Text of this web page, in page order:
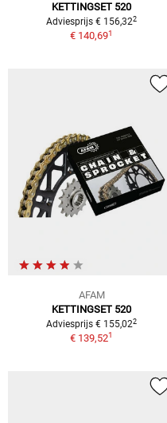
KETTINGSET 520
Adviesprijs € 156,322
€ 140,691
AFAM
KETTINGSET 520
Adviesprijs € 155,022
€ 139,521